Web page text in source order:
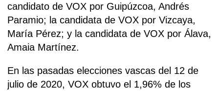
candidato de VOX por Guipúzcoa, Andrés
Paramio; la candidata de VOX por Vizcaya,
María Pérez; y la candidata de VOX por Álava,
Amaia Martínez.
En las pasadas elecciones vascas del 12 de
julio de 2020, VOX obtuvo el 1,96% de los